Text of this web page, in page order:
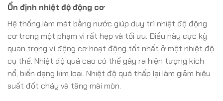
Ổn định nhiệt độ động cơ
Hệ thống làm mát bằng nước giúp duy trì nhiệt độ động
cơ trong một phạm vi rất hẹp và tối ưu. Điều này cực kỳ
quan trọng vì động cơ hoạt động tốt nhất ở một nhiệt độ
cụ thể. Nhiệt độ quá cao có thể gây ra hiện tượng kích
nổ, biến dạng kim loại. Nhiệt độ quá thấp lại làm giảm hiệu
suất đốt cháy và tăng mài mòn.